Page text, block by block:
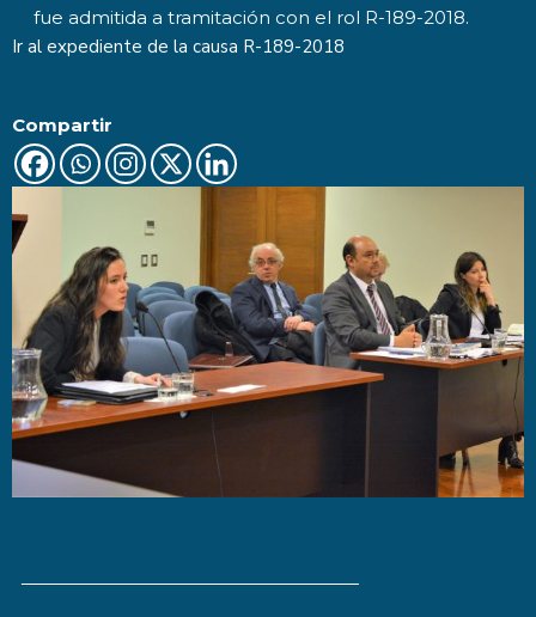
fue admitida a tramitación con el rol R-189-2018.
Ir al expediente de la causa R-189-2018
Compartir